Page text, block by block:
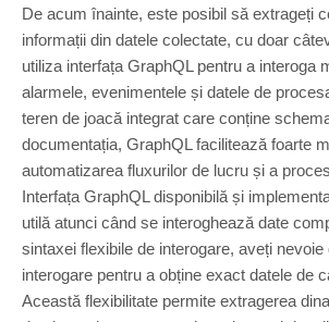
De acum înainte, este posibil să extrageți
informații din datele colectate, cu doar
utiliza interfața GraphQL pentru a interoga
alarmele, evenimentele și datele de
teren de joacă integrat care conține
documentația, GraphQL facilitează foarte
automatizarea fluxurilor de lucru și a
Interfața GraphQL disponibilă și
utilă atunci când se interoghează date
sintaxei flexibile de interogare, aveți
interogare pentru a obține exact datele de
Această flexibilitate permite extragerea